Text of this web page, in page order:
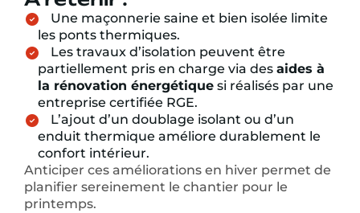
Une maçonnerie saine et bien isolée limite
les ponts thermiques.
Les travaux d’isolation peuvent être
partiellement pris en charge via des aides à
la rénovation énergétique si réalisés par une
entreprise certifiée RGE.
L’ajout d’un doublage isolant ou d’un
enduit thermique améliore durablement le
confort intérieur.
Anticiper ces améliorations en hiver permet de
planifier sereinement le chantier pour le
printemps.